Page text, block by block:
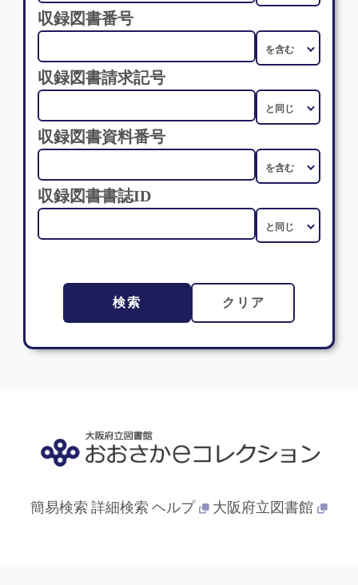
収録図書番号
収録図書請求記号
収録図書資料番号
収録図書書誌ID
検索 クリア
簡易検索 詳細検索 ヘルプ 大阪府立図書館